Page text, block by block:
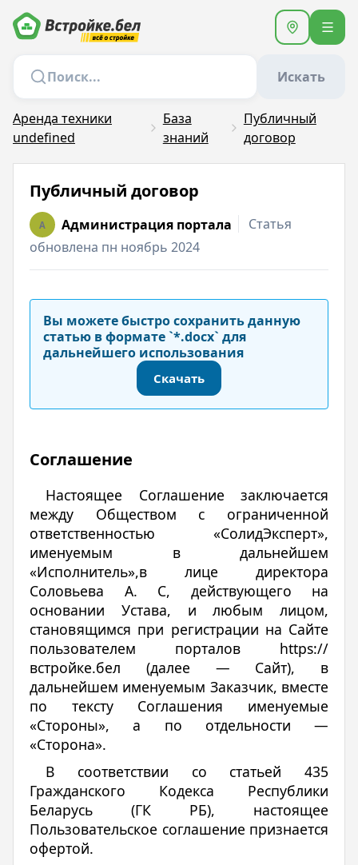
Искать
Аренда техники
undefined
База
знаний
Публичный
договор
Публичный договор
A Администрация портала
Статья
обновлена пн ноябрь 2024
Вы можете быстро сохранить данную
статью в формате `*.docx` для
дальнейшего использования
Скачать
Соглашение
Настоящее Соглашение заключается
между Обществом с ограниченной
ответственностью «СолидЭксперт»,
именуемым в дальнейшем
«Исполнитель»,в лице директора
Соловьева А. С, действующего на
основании Устава, и любым лицом,
становящимся при регистрации на Сайте
пользователем порталов https://
встройке.бел (далее — Сайт), в
дальнейшем именуемым Заказчик, вместе
по тексту Соглашения именуемые
«Стороны», а по отдельности —
«Сторона».
В соответствии со статьей 435
Гражданского Кодекса Республики
Беларусь (ГК РБ), настоящее
Пользовательское соглашение признается
офертой.